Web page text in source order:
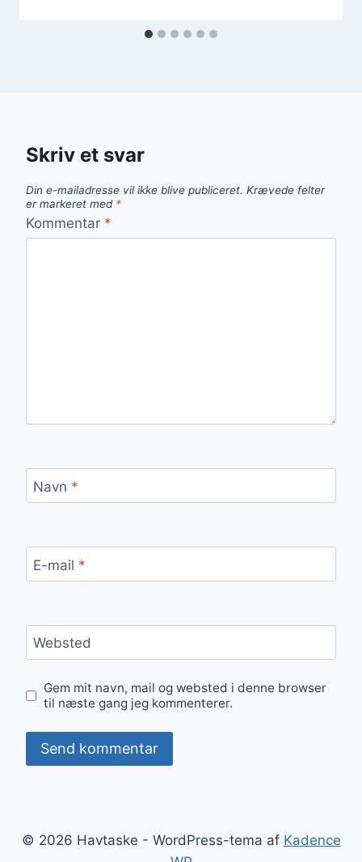
Skriv et svar
Din e-mailadresse vil ikke blive publiceret. Krævede felter
er markeret med *
Kommentar *
Navn *
E-mail *
Websted
Gem mit navn, mail og websted i denne browser
til næste gang jeg kommenterer.
© 2026 Havtaske - WordPress-tema af Kadence